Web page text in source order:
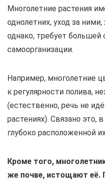
Многолетние растения
однолетних, уход за
однако, требует большей
самоорганизации.
Например, многолетние
к регулярности полива,
(естественно, речь не
растениях). Связано это,
глубоко расположенной
Кроме того,
же почве, истощают её.